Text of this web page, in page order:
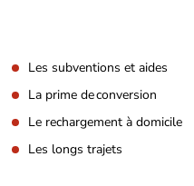
Les subventions et aides
La prime de conversion
Le rechargement à domicile
Les longs trajets